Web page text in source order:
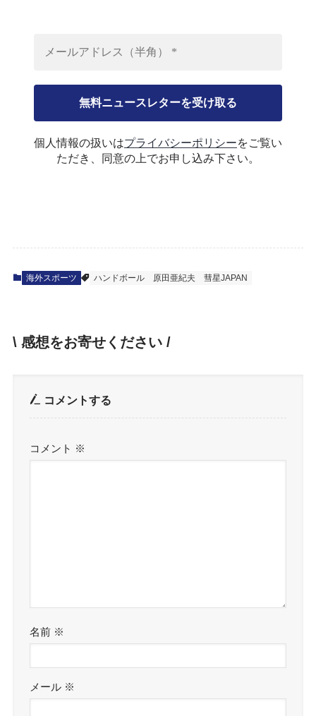
個人情報の扱いはプライバシーポリシーをご覧い
ただき、同意の上でお申し込み下さい。
海外スポーツ ハンドボール 原田亜紀夫 彗星JAPAN
\ 感想をお寄せください /
コメントする
コメント ※
名前 ※
メール ※